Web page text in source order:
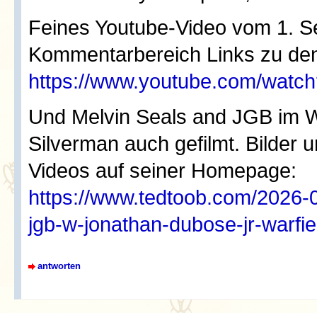
Feines Youtube-Video vom 1.
Kommentarbereich Links zu
https://www.youtube.com/
Und Melvin Seals and JGB im
Silverman auch gefilmt. Bilder
Videos auf seiner Homepage:
https://www.tedtoob.com/
jgb-w-jonathan-dubose-jr-
antworten